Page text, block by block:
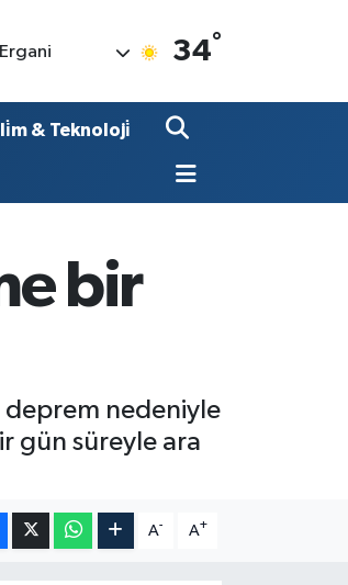
Ergani 34°
& Teknoloji̇
bir
deprem nedeniyle
gün süreyle ara
A- A+